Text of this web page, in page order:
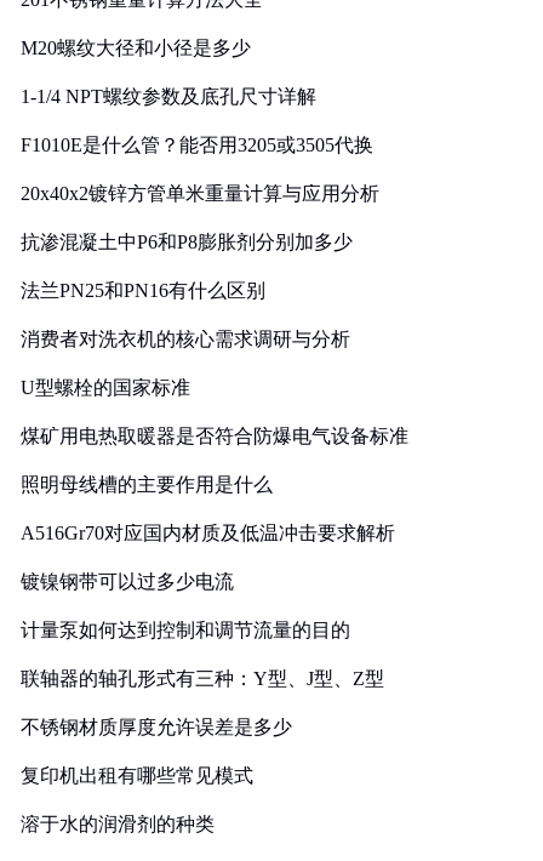
M20螺纹大径和小径是多少
1-1/4 NPT螺纹参数及底孔尺寸详解
F1010E是什么管？能否用3205或3505代换
20x40x2镀锌方管单米重量计算与应用分析
抗渗混凝土中P6和P8膨胀剂分别加多少
法兰PN25和PN16有什么区别
消费者对洗衣机的核心需求调研与分析
U型螺栓的国家标准
煤矿用电热取暖器是否符合防爆电气设备标准
照明母线槽的主要作用是什么
A516Gr70对应国内材质及低温冲击要求解析
镀镍钢带可以过多少电流
计量泵如何达到控制和调节流量的目的
联轴器的轴孔形式有三种：Y型、J型、Z型
不锈钢材质厚度允许误差是多少
复印机出租有哪些常见模式
溶于水的润滑剂的种类